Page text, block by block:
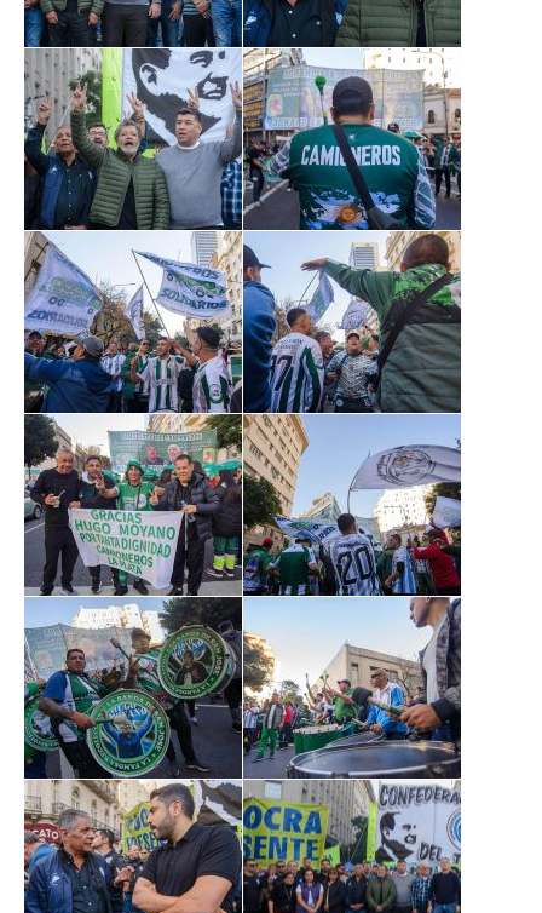
Ambulancias programadas
Política de Privacidad
Afiliación
Requisitos afiliación
Formularios de afliación
Afiliación de familiares
Familiares a cargo
Afiliación Plan materno
Otros trámites
Discapacidad: presupuesto / requisitos 2026
Contáctenos